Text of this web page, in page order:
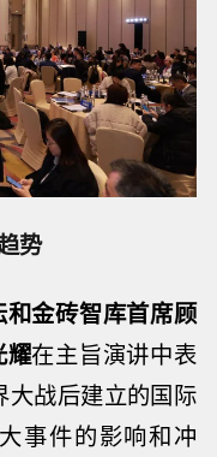
势
金砖智库首席顾
耀在主旨演讲中表
战后建立的国际
事件的影响和冲